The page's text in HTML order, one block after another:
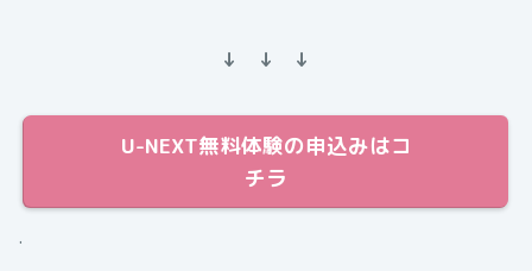
↓ ↓ ↓
U-NEXT無料体験の申込みはコ
チラ
.